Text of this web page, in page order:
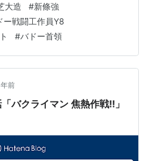
?」と尋ねると、ガトリングマ
荷台から降りていきなり伏
ガトリング砲を撃ちまくりま
とたまりもなく射殺されてし
ングマンはジープの荷台に跳
ま…
大造 #新條強
ー戦闘工作員Y8
#バドー首領
前
バクライマン 焦熱作戦!!」